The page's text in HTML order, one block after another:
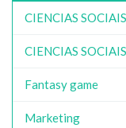
CIENCIAS
CIENCIAS
Fantasy game
Marketing